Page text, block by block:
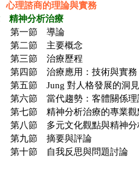
理諮商的理論與實務
精神分析治療
第一節 導論
第二節 主要概念
第三節 治療歷程
第四節 治療應用：技術與實務
第五節 Jung 對人格發展的洞
第六節 當代趨勢：客體關係理
第七節 精神分析治療的專業觀
第八節 多元文化觀點與精神分
第九節 摘要與評論
第十節 自我反思與問題討論